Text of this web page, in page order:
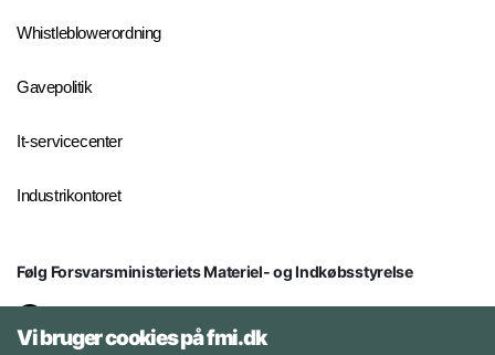
Whistleblowerordning
Gavepolitik
It-servicecenter
Industrikontoret
Følg Forsvarsministeriets Materiel- og Indkøbsstyrelse
Vi bruger cookies på fmi.dk